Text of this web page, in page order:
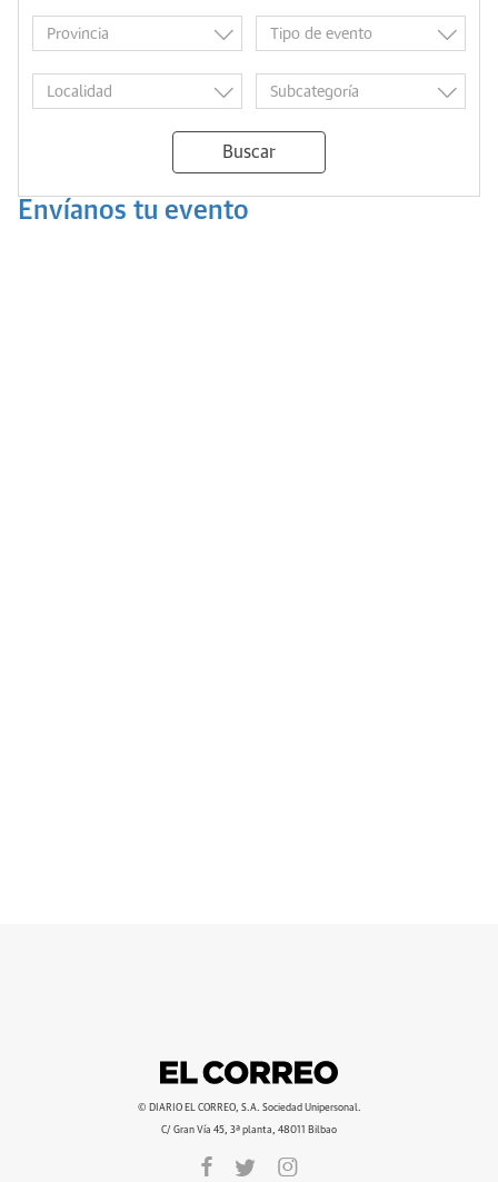
Buscar
Envíanos tu evento
© DIARIO EL CORREO, S.A. Sociedad Unipersonal.
C/ Gran Vía 45, 3ª planta, 48011 Bilbao